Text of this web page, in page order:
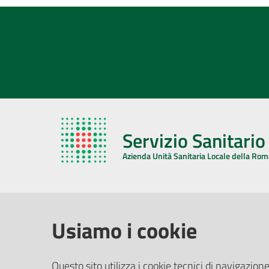
Servizio
Azienda Unità Sanitaria Locale della
Usiamo i cookie
Questo sito utilizza i cookie tecnici di